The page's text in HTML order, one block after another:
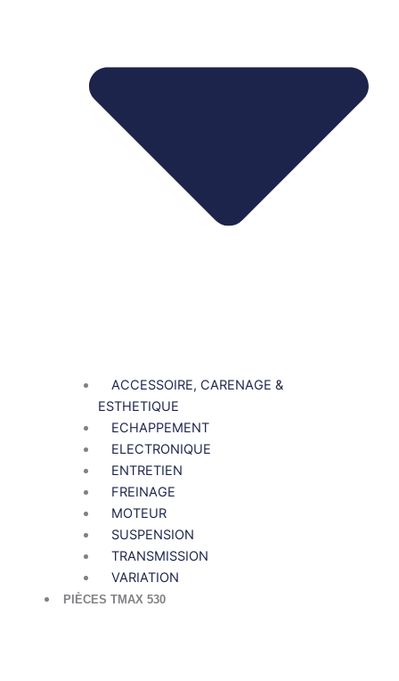
ACCESSOIRE, CARENAGE &
ESTHETIQUE
ECHAPPEMENT
ELECTRONIQUE
ENTRETIEN
FREINAGE
MOTEUR
SUSPENSION
TRANSMISSION
VARIATION
PIÈCES TMAX 530